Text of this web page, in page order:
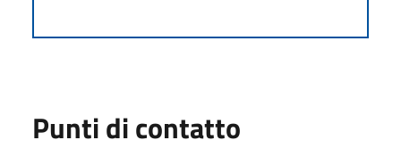
Punti di contatto